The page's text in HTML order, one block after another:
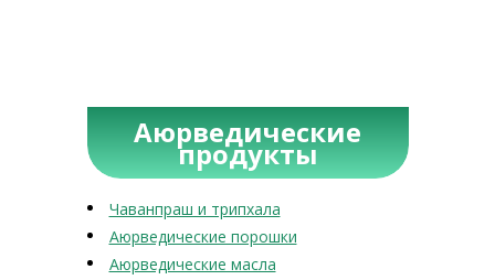
Аюрведические
продукты
Чаванпраш и трипхала
Аюрведические порошки
Аюрведические масла